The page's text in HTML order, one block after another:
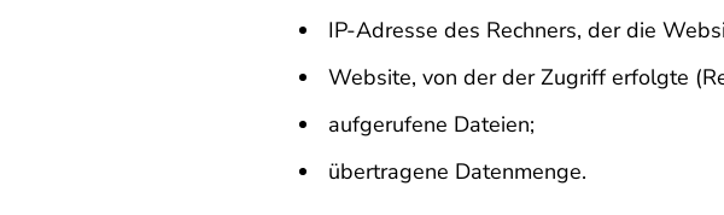
IP-Adresse des Rechners, der die
Website, von der der Zugriff erfolgte
aufgerufene Dateien;
übertragene Datenmenge.